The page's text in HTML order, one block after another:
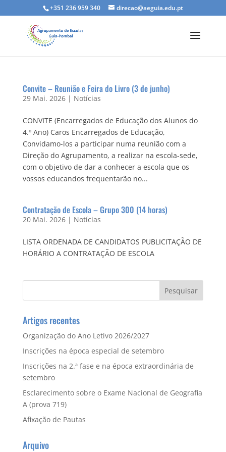
+351 236 959 340 direcao@aeguia.edu.pt
Convite – Reunião e Feira do Livro (3 de junho)
29 Mai. 2026| Notícias
CONVITE (Encarregados de Educação dos Alunos do
4.º Ano) Caros Encarregados de Educação,
Convidamo-los a participar numa reunião com a
Direção do Agrupamento, a realizar na escola-sede,
com o objetivo de dar a conhecer a escola que os
vossos educandos frequentarão no...
Contratação de Escola – Grupo 300 (14 horas)
20 Mai. 2026| Notícias
LISTA ORDENADA DE CANDIDATOS PUBLICITAÇÃO DE
HORÁRIO A CONTRATAÇÃO DE ESCOLA
Artigos recentes
Organização do Ano Letivo 2026/2027
Inscrições na época especial de setembro
Inscrições na 2.ª fase e na época extraordinária de
setembro
Esclarecimento sobre o Exame Nacional de Geografia
A (prova 719)
Afixação de Pautas
Arquivo